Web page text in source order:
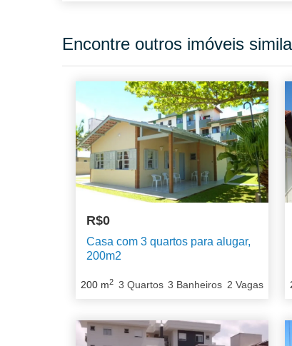
Encontre outros imóveis
R$0
Casa com 3 quartos para alugar,
200m2
200m2 3 Quartos 3 Banheiros 2 Vagas